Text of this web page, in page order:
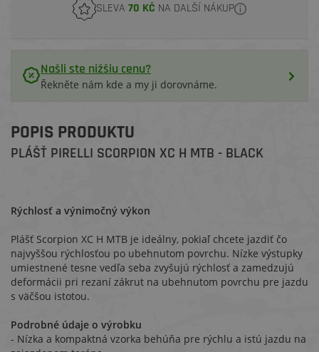
SLEVA 70 KČ NA DALŠÍ NÁKUP
Našli ste nižšiu cenu?
Řekněte nám kde a my ji dorovnáme.
POPIS PRODUKTU
PLÁŠŤ PIRELLI SCORPION XC H MTB - BLACK
Rýchlosť a výnimočný výkon
Plášť Scorpion XC H MTB je ideálny, pokiaľ chcete jazdiť čo
najvyššou rýchlosťou po ubehnutom povrchu. Nízke výstupky
umiestnené tesne vedľa seba zvyšujú rýchlosť a zamedzujú
deformácii pri rezaní zákrut na ubehnutom povrchu pre jazdu
s väčšou istotou.
Podrobné údaje o výrobku
- Nízka a kompaktná vzorka behúňa pre rýchlu a istú jazdu na